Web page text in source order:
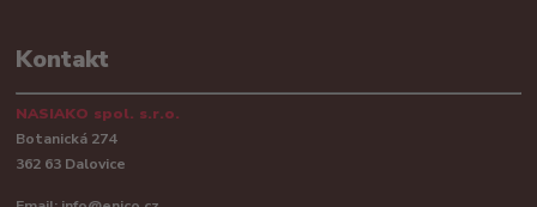
Kontakt
NASIAKO spol. s.r.o.
Botanická 274
362 63 Dalovice